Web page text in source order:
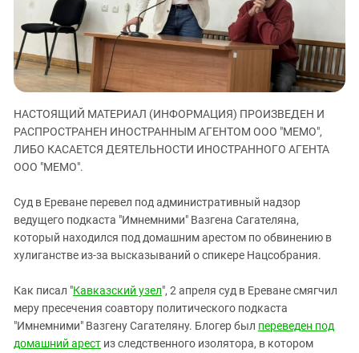
ЗАСТАВЛЯЕТ
КАВКАЗ ЗА ПАЛЕСТИНУ
ИНАКОМЫСЛИЕ В ЧЕЧНЕ
ПРЕСЛЕДОВАНИЕ АКТИВИСТОВ
МОБИЛИЗАЦИЯ И ПРОТЕСТЫ
Дагестан
Ингушетия
Кабардино-Балкария
Калмыкия
Карачаево-Черкесия
Краснодарский край
Нагорный Карабах
Ростовская область
Северная Осетия - Алания
СКФО
Ставропольский край
Чечня
Южная Осетия
НАСТОЯЩИЙ МАТЕРИАЛ (ИНФОРМАЦИЯ) ПРОИЗВЕДЕН И
РАСПРОСТРАНЕН ИНОСТРАННЫМ АГЕНТОМ ООО "МЕМО",
ЛИБО КАСАЕТСЯ ДЕЯТЕЛЬНОСТИ ИНОСТРАННОГО АГЕНТА
ООО "МЕМО".
Суд в Ереване перевел под административный надзор
ведущего подкаста "Имнемними" Вазгена Сагателяна,
который находился под домашним арестом по обвинению в
хулиганстве из-за высказываний о спикере Нацсобрания.
Как писал "Кавказский узел", 2 апреля суд в Ереване смягчил
меру пресечения соавтору политического подкаста
"Имнемними" Вазгену Сагателяну. Блогер был переведен под
домашний арест из следственного изолятора, в котором